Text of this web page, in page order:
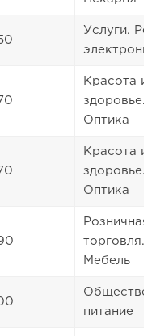
Услуги.
Красота и
здоровье.
Оптика
Красота и
здоровье.
Оптика
Розничная
торговля.
Мебель
питание